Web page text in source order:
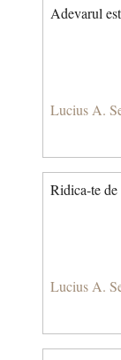
Adevarul
Lucius A.
Ridica-te de
Lucius A.